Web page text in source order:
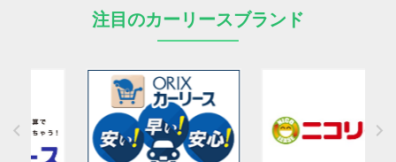
注目のカーリースブランド